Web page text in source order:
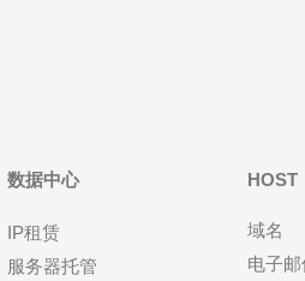
数据中心
IP租赁
服务器托管
HOST
域名
电子